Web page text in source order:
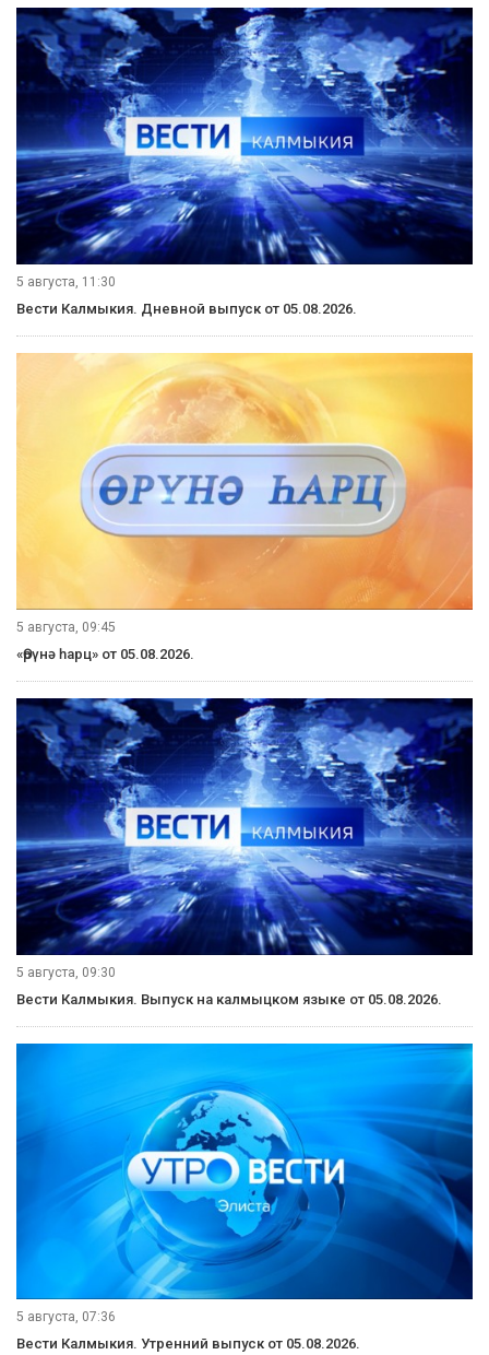
5 августа, 11:30
Вести Калмыкия. Дневной выпуск от 05.08.2026.
5 августа, 09:45
«Өрүнә һарц» от 05.08.2026.
5 августа, 09:30
Вести Калмыкия. Выпуск на калмыцком языке от 05.08.2026.
5 августа, 07:36
Вести Калмыкия. Утренний выпуск от 05.08.2026.